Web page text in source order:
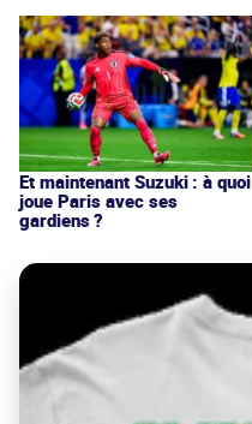
Et maintenant Suzuki : à quoi
joue Paris avec ses
gardiens ?